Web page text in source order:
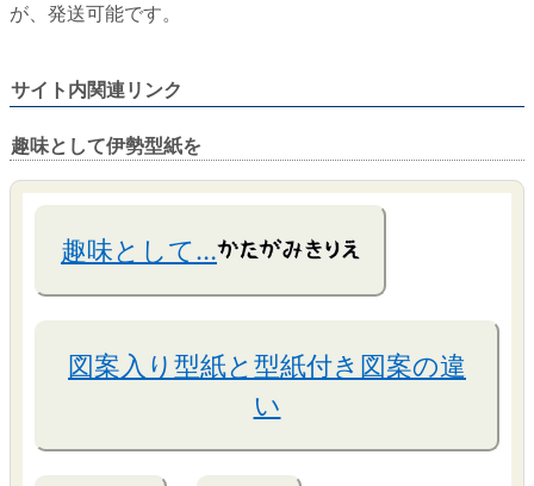
が、発送可能です。
サイト内関連リンク
趣味として伊勢型紙を
趣味として…
図案入り型紙と型紙付き図案の違
い